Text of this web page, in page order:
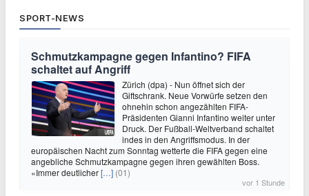
SPORT-NEWS
Schmutzkampagne gegen Infantino? FIFA
schaltet auf Angriff
Zürich (dpa) - Nun öffnet sich der
Giftschrank. Neue Vorwürfe setzen den
ohnehin schon angezählten FIFA-
Präsidenten Gianni Infantino weiter unter
Druck. Der Fußball-Weltverband schaltet
indes in den Angriffsmodus. In der
europäischen Nacht zum Sonntag wetterte die FIFA gegen eine
angebliche Schmutzkampagne gegen ihren gewählten Boss.
«Immer deutlicher[…] (01)
vor 1 Stunde